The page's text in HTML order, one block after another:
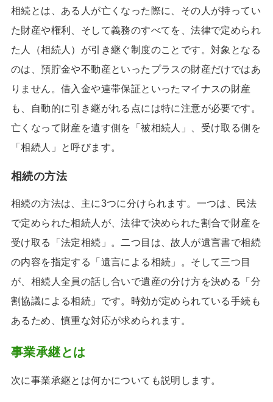
相続とは、ある人が亡くなった際に、その人が持ってい
た財産や権利、そして義務のすべてを、法律で定められ
た人（相続人）が引き継ぐ制度のことです。対象となる
のは、預貯金や不動産といったプラスの財産だけではあ
りません。借入金や連帯保証といったマイナスの財産
も、自動的に引き継がれる点には特に注意が必要です。
亡くなって財産を遺す側を「被相続人」、受け取る側を
「相続人」と呼びます。
相続の方法
相続の方法は、主に3つに分けられます。一つは、民法
で定められた相続人が、法律で決められた割合で財産を
受け取る「法定相続」。二つ目は、故人が遺言書で相続
の内容を指定する「遺言による相続」。そして三つ目
が、相続人全員の話し合いで遺産の分け方を決める「分
割協議による相続」です。時効が定められている手続も
あるため、慎重な対応が求められます。
事業承継とは
次に事業承継とは何かについても説明します。